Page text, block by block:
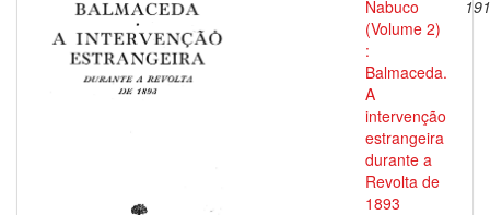
Nabuco
(Volume 2)
:
Balmaceda.
A
intervenção
estrangeira
durante a
Revolta de
1893